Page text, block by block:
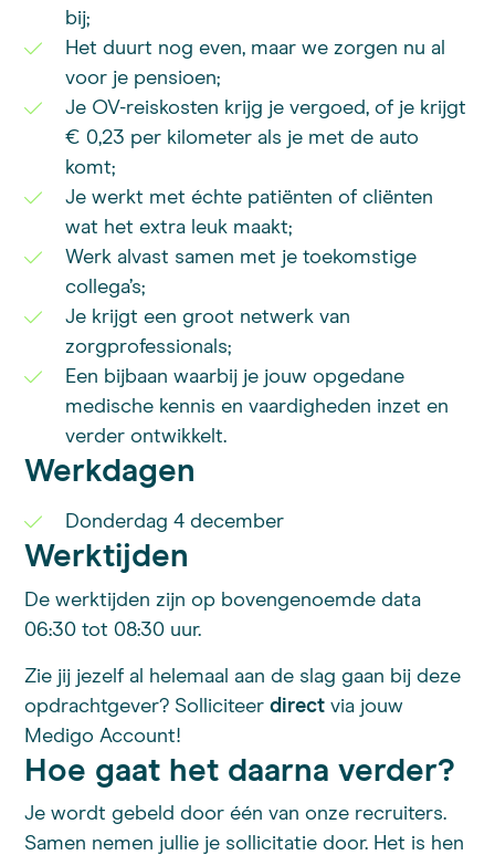
bij;
Het duurt nog even, maar we zorgen nu al
voor je pensioen;
Je OV-reiskosten krijg je vergoed, of je krijgt
€ 0,23 per kilometer als je met de auto
komt;
Je werkt met échte patiënten of cliënten
wat het extra leuk maakt;
Werk alvast samen met je toekomstige
collega’s;
Je krijgt een groot netwerk van
zorgprofessionals;
Een bijbaan waarbij je jouw opgedane
medische kennis en vaardigheden inzet en
verder ontwikkelt.
Werkdagen
Donderdag 4 december
Werktijden
De werktijden zijn op bovengenoemde data
06:30 tot 08:30 uur.
Zie jij jezelf al helemaal aan de slag gaan bij deze
opdrachtgever? Solliciteerdirect via jouw
Medigo Account!
Hoe gaat het daarna verder?
Je wordt gebeld door één van onze recruiters.
Samen nemen jullie je sollicitatie door. Het is hen